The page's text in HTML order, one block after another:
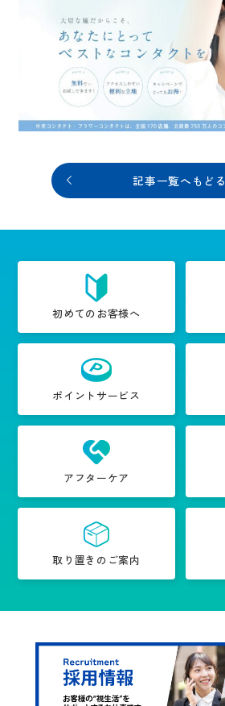
記事一覧へもどる
初めてのお客様へ
ポイントサービス
アフターケア
取り置きのご案内